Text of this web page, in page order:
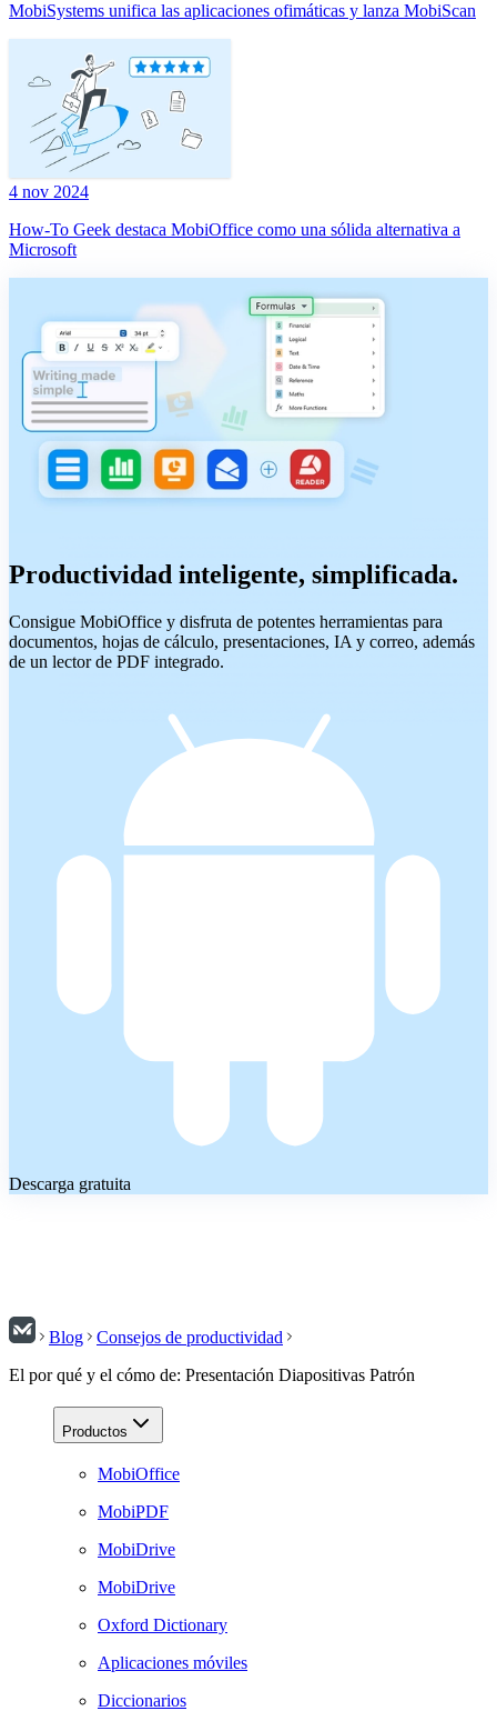
MobiSystems unifica las aplicaciones ofimáticas y lanza MobiScan
4 nov 2024
How-To Geek destaca MobiOffice como una sólida alternativa a
Microsoft
Productividad inteligente, simplificada.
Consigue MobiOffice y disfruta de potentes herramientas para
documentos, hojas de cálculo, presentaciones, IA y correo, además
de un lector de PDF integrado.
Descarga gratuita
Blog
Consejos de productividad
El por qué y el cómo de: Presentación Diapositivas Patrón
Productos
MobiOffice
MobiPDF
MobiDrive
MobiDrive
Oxford Dictionary
Aplicaciones móviles
Diccionarios